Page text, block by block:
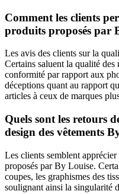
Comment les clients
produits proposés par
Les avis des clients sur la
Certains saluent la qualité des
conformité par rapport aux
déceptions quant au rapport
articles à ceux de marques
Quels sont les retours
design des vêtements
Les clients semblent
proposés par By Louise.
coupes, les graphismes des
soulignant ainsi la singularité